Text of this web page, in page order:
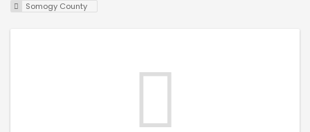
Somogy County